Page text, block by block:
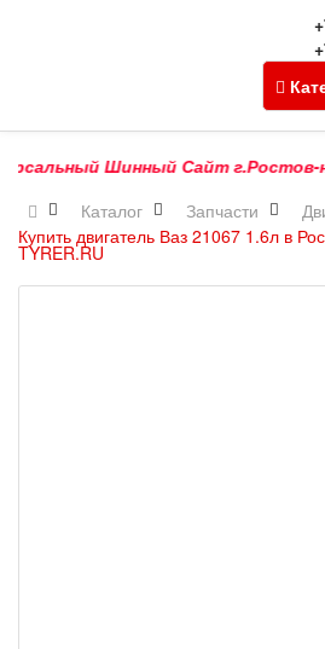
Шинный Сайт г.Ростов-
Каталог
Запчасти
Купить двигатель Ваз 21067 1.6л в
TYRER.RU